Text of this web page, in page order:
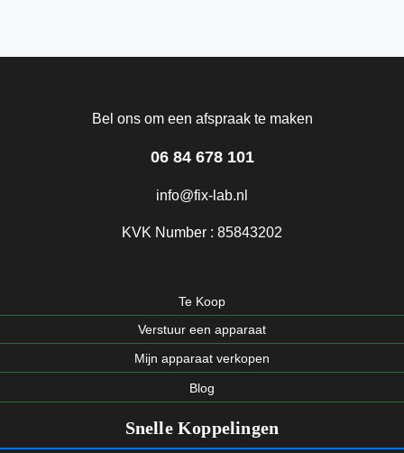
Bel ons om een afspraak te maken
06 84 678 101
info@fix-lab.nl
KVK Number : 85843202
Te Koop
Verstuur een apparaat
Mijn apparaat verkopen
Blog
Snelle Koppelingen